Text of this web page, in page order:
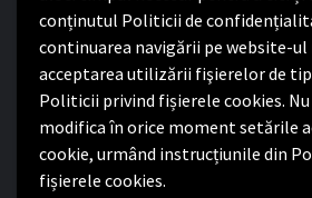
conținutul Politicii de
continuarea navigării pe website-
acceptarea utilizării fişierelor de
Politicii privind fișierele cookies.
modifica în orice moment setările
cookie, urmând instrucțiunile din
fișierele cookies.
Politica de confidențialitate
Nota de informare privind
(UE) 2016/679
Termeni și condiții de utilizare website